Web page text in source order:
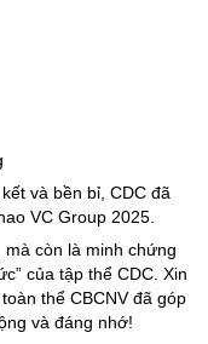
và bền bỉ, CDC đã
VC Group 2025.
còn là minh chứng
của tập thể CDC. Xin
thể CBCNV đã góp
và đáng nhớ!